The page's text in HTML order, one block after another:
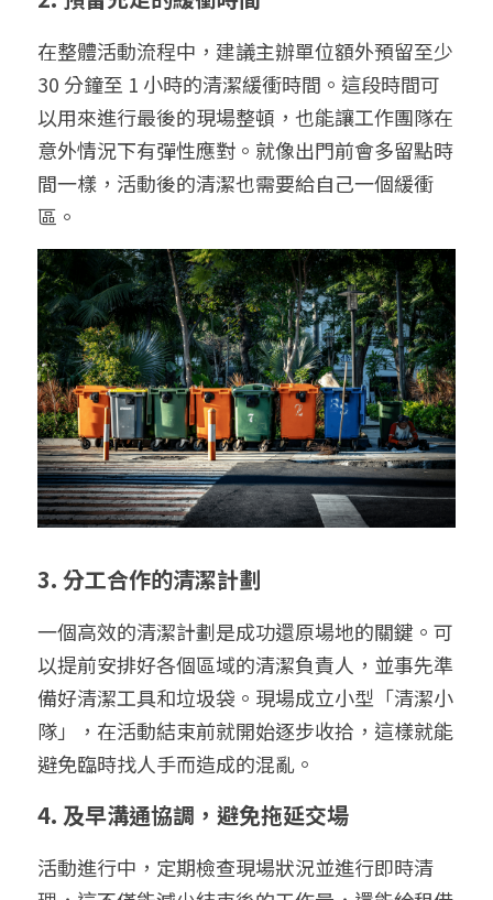
在整體活動流程中，建議主辦單位額外預留至少
30 分鐘至 1 小時的清潔緩衝時間。這段時間可
以用來進行最後的現場整頓，也能讓工作團隊在
意外情況下有彈性應對。就像出門前會多留點時
間一樣，活動後的清潔也需要給自己一個緩衝
區。
3. 分工合作的清潔計劃
一個高效的清潔計劃是成功還原場地的關鍵。可
以提前安排好各個區域的清潔負責人，並事先準
備好清潔工具和垃圾袋。現場成立小型「清潔小
隊」，在活動結束前就開始逐步收拾，這樣就能
避免臨時找人手而造成的混亂。
4. 及早溝通協調，避免拖延交場
活動進行中，定期檢查現場狀況並進行即時清